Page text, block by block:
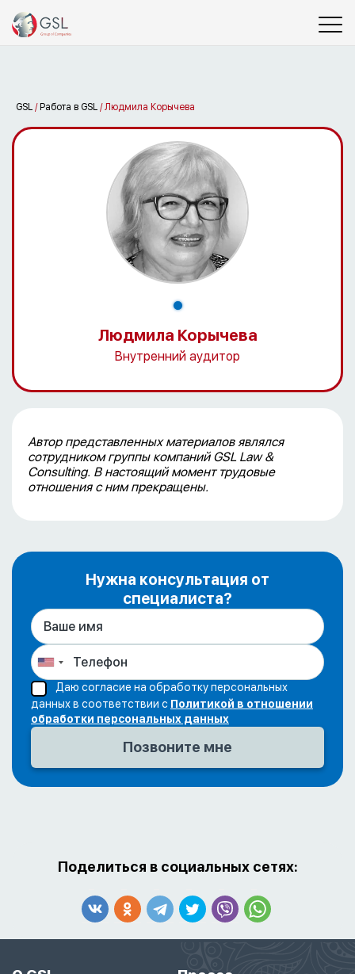
GSL / Работа в GSL /Людмила Корычева
Автор представленных материалов являлся
сотрудником группы компаний GSL Law &
Consulting. В настоящий момент трудовые
отношения с ним прекращены.
Людмила Корычева
Внутренний аудитор
Нужна консультация от
специалиста?
Даю согласие на обработку персональных
данных в соответствии с Политикой в отношении
обработки персональных данных
Поделиться в социальных сетях: